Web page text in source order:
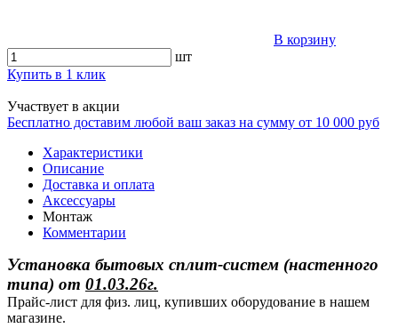
В корзину
шт
Купить в 1 клик
Участвует в акции
Бесплатно доставим любой ваш заказ на сумму от 10 000 руб
Характеристики
Описание
Доставка и оплата
Аксессуары
Монтаж
Комментарии
Установка бытовых сплит-систем (настенного
типа) от 01.03.26г.
Прайс-лист для физ. лиц, купивших оборудование в нашем
магазине.